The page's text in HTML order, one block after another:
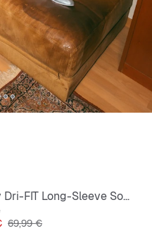
Energy Dri-FIT Long-Sleeve Soccer Top
Prezzo originale
69,99 €